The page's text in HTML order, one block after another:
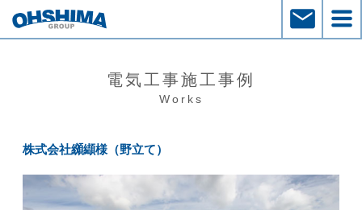
電気工事施工事例
Works
株式会社纐纈様（野立て）